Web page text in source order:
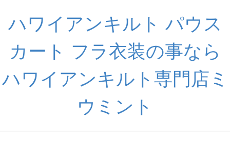
ハワイアンキルト パウス
カート フラ衣装の事なら
ハワイアンキルト専門店ミ
ウミント